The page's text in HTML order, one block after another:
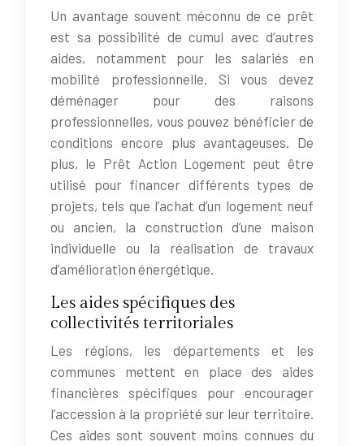
Un avantage souvent méconnu de ce prêt
est sa possibilité de cumul avec d’autres
aides, notamment pour les salariés en
mobilité professionnelle. Si vous devez
déménager pour des raisons
professionnelles, vous pouvez bénéficier de
conditions encore plus avantageuses. De
plus, le Prêt Action Logement peut être
utilisé pour financer différents types de
projets, tels que l’achat d’un logement neuf
ou ancien, la construction d’une maison
individuelle ou la réalisation de travaux
d’amélioration énergétique.
Les aides spécifiques des
collectivités territoriales
Les régions, les départements et les
communes mettent en place des aides
financières spécifiques pour encourager
l’accession à la propriété sur leur territoire.
Ces aides sont souvent moins connues du